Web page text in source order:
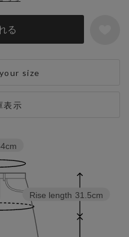
る
表示
size
Rise length 31.5cm